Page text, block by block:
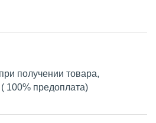
получении товара,
100% предоплата)